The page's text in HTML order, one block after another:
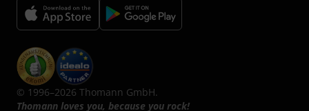
© 1996–2026 Thomann GmbH.
Thomann loves you, because you rock!